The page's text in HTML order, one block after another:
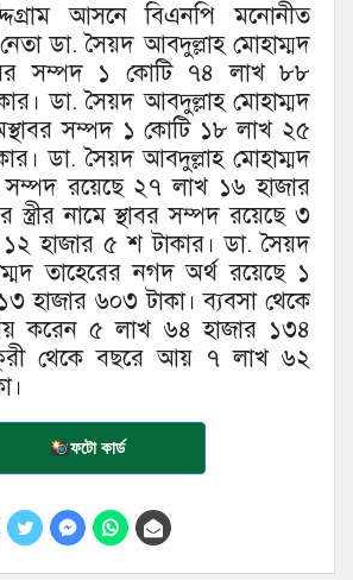
আসনে বিএনপি মনোনীত
নেতা ডা. সৈয়দ আবদুল্লাহ মোহাম্মদ
সম্পদ ১ কোটি ৭৪ লাখ ৮৮
ডা. সৈয়দ আবদুল্লাহ মোহাম্মদ
অস্থাবর সম্পদ ১ কোটি ১৮ লাখ ২৫
ডা. সৈয়দ আবদুল্লাহ মোহাম্মদ
সম্পদ রয়েছে ২৭ লাখ ১৬ হাজার
নামে স্থাবর সম্পদ রয়েছে ৩
হাজার ৫ শ টাকার। ডা. সৈয়দ
তাহেরের নগদ অর্থ রয়েছে ১
হাজার ৬০৩ টাকা। ব্যবসা থেকে
করেন ৫ লাখ ৬৪ হাজার ১৩৪
থেকে বছরে আয় ৭ লাখ ৬২
ফটো কার্ড